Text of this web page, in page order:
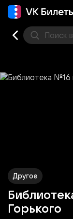
Поиск
Другое
Горького